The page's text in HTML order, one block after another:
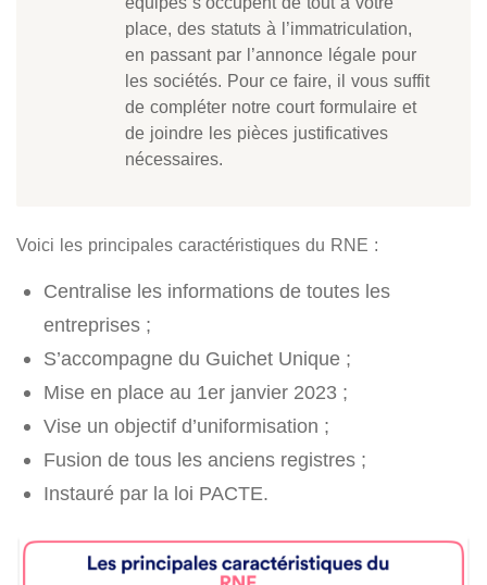
place, des statuts à l’immatriculation,
en passant par l’annonce légale pour
les sociétés. Pour ce faire, il vous suffit
de compléter notre court formulaire et
de joindre les pièces justificatives
nécessaires.
Voici les principales caractéristiques du RNE :
Centralise les informations de toutes les
entreprises ;
S’accompagne du Guichet Unique ;
Mise en place au 1er janvier 2023 ;
Vise un objectif d’uniformisation ;
Fusion de tous les anciens registres ;
Instauré par la loi PACTE.